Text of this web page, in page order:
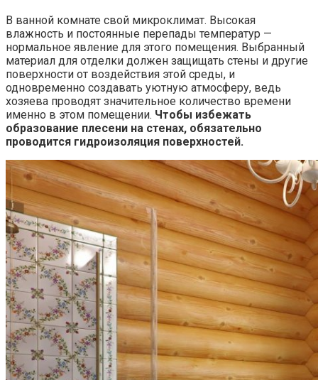
В ванной комнате свой микроклимат. Высокая
влажность и постоянные перепады температур —
нормальное явление для этого помещения. Выбранный
материал для отделки должен защищать стены и другие
поверхности от воздействия этой среды, и
одновременно создавать уютную атмосферу, ведь
хозяева проводят значительное количество времени
именно в этом помещении. Чтобы избежать
образование плесени на стенах, обязательно
проводится гидроизоляция поверхностей.